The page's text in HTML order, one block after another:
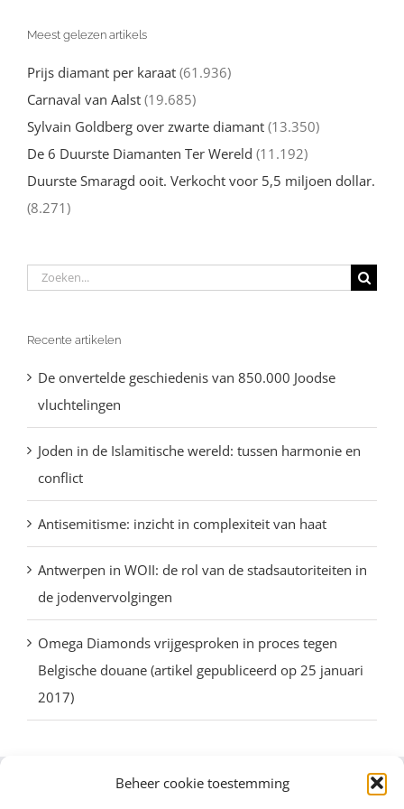
Beheer cookie toestemming
Meest gelezen artikels
Prijs diamant per karaat (61.936)
Carnaval van Aalst (19.685)
Sylvain Goldberg over zwarte diamant (13.350)
De 6 Duurste Diamanten Ter Wereld (11.192)
Duurste Smaragd ooit. Verkocht voor 5,5 miljoen dollar.
(8.271)
Zoeken
Recente artikelen
De onvertelde geschiedenis van 850.000 Joodse
vluchtelingen
Joden in de Islamitische wereld: tussen harmonie en
conflict
Antisemitisme: inzicht in complexiteit van haat
Antwerpen in WOII: de rol van de stadsautoriteiten in
de jodenvervolgingen
Omega Diamonds vrijgesproken in proces tegen
Belgische douane (artikel gepubliceerd op 25 januari
2017)